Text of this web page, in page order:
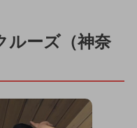
ルーズ（神奈